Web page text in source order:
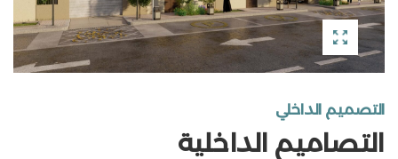
التصميم الداخلي
التصاميم الداخلية